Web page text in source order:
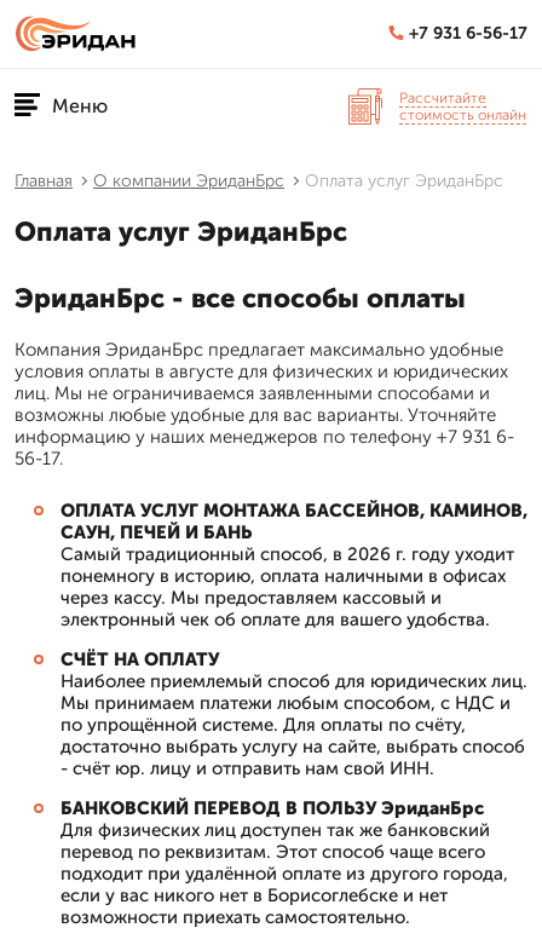
+7 931 6-56-17
Меню
Рассчитайте
стоимость онлайн
Главная О компании ЭриданБрс Оплата услуг ЭриданБрс
Оплата услуг ЭриданБрс
ЭриданБрс - все способы оплаты
Компания ЭриданБрс предлагает максимально удобные
условия оплаты в августе для физических и юридических
лиц. Мы не ограничиваемся заявленными способами и
возможны любые удобные для вас варианты. Уточняйте
информацию у наших менеджеров по телефону +7 931 6-
56-17.
ОПЛАТА УСЛУГ МОНТАЖА БАССЕЙНОВ, КАМИНОВ,
САУН, ПЕЧЕЙ И БАНЬ
Самый традиционный способ, в 2026 г. году уходит
понемногу в историю, оплата наличными в офисах
через кассу. Мы предоставляем кассовый и
электронный чек об оплате для вашего удобства.
СЧЁТ НА ОПЛАТУ
Наиболее приемлемый способ для юридических лиц.
Мы принимаем платежи любым способом, с НДС и
по упрощённой системе. Для оплаты по счёту,
достаточно выбрать услугу на сайте, выбрать способ
- счёт юр. лицу и отправить нам свой ИНН.
БАНКОВСКИЙ ПЕРЕВОД В ПОЛЬЗУ ЭриданБрс
Для физических лиц доступен так же банковский
перевод по реквизитам. Этот способ чаще всего
подходит при удалённой оплате из другого города,
если у вас никого нет в Борисоглебске и нет
возможности приехать самостоятельно.